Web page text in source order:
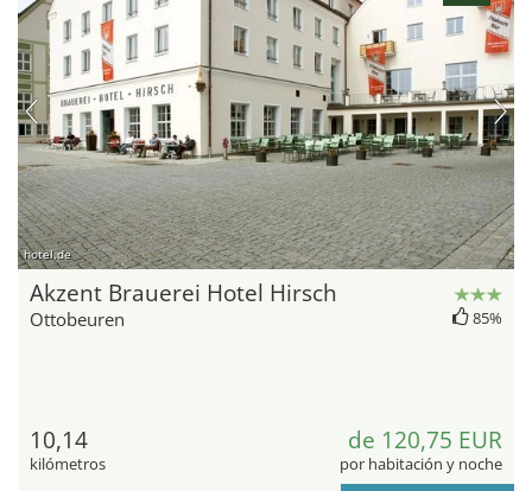
hotel.de
Akzent Brauerei Hotel Hirsch
Ottobeuren 85%
10,14
kilómetros
de 120,75 EUR
por habitación y noche